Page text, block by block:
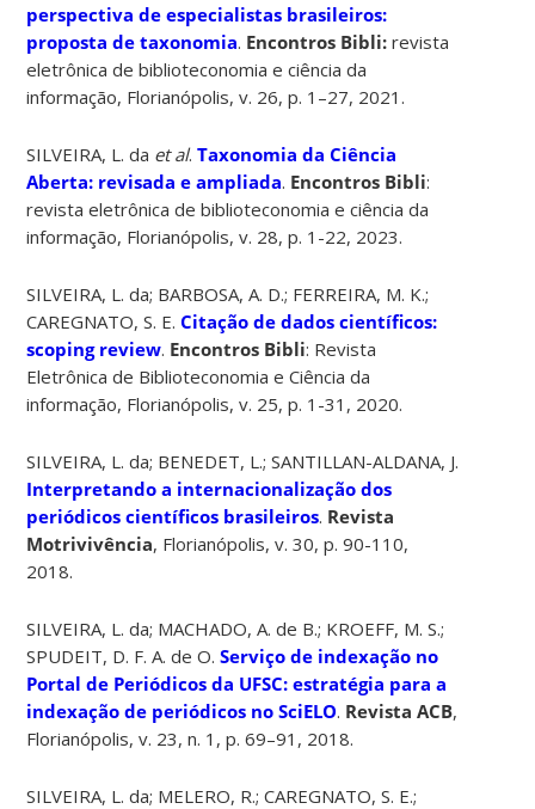
perspectiva de especialistas brasileiros:
proposta de taxonomia. Encontros Bibli:revista
eletrônica de biblioteconomia e ciência da
informação, Florianópolis, v. 26, p. 1–27, 2021.
SILVEIRA, L. da et al.Taxonomia da Ciência
Aberta: revisada e ampliada. Encontros Bibli:
revista eletrônica de biblioteconomia e ciência da
informação, Florianópolis, v. 28, p. 1-22, 2023.
SILVEIRA, L. da; BARBOSA, A. D.; FERREIRA, M. K.;
CAREGNATO, S. E.Citação de dados científicos:
scoping review. Encontros Bibli: Revista
Eletrônica de Biblioteconomia e Ciência da
informação, Florianópolis, v. 25, p. 1-31, 2020.
SILVEIRA, L. da; BENEDET, L.; SANTILLAN-ALDANA, J.
Interpretando a internacionalização dos
periódicos científicos brasileiros. Revista
Motrivivência, Florianópolis, v. 30, p. 90-110,
2018.
SILVEIRA, L. da; MACHADO, A. de B.; KROEFF, M. S.;
SPUDEIT, D. F. A. de O.Serviço de indexação no
Portal de Periódicos da UFSC: estratégia para a
indexação de periódicos no SciELO. Revista ACB,
Florianópolis, v. 23, n. 1, p. 69–91, 2018.
SILVEIRA, L. da; MELERO, R.; CAREGNATO, S. E.;